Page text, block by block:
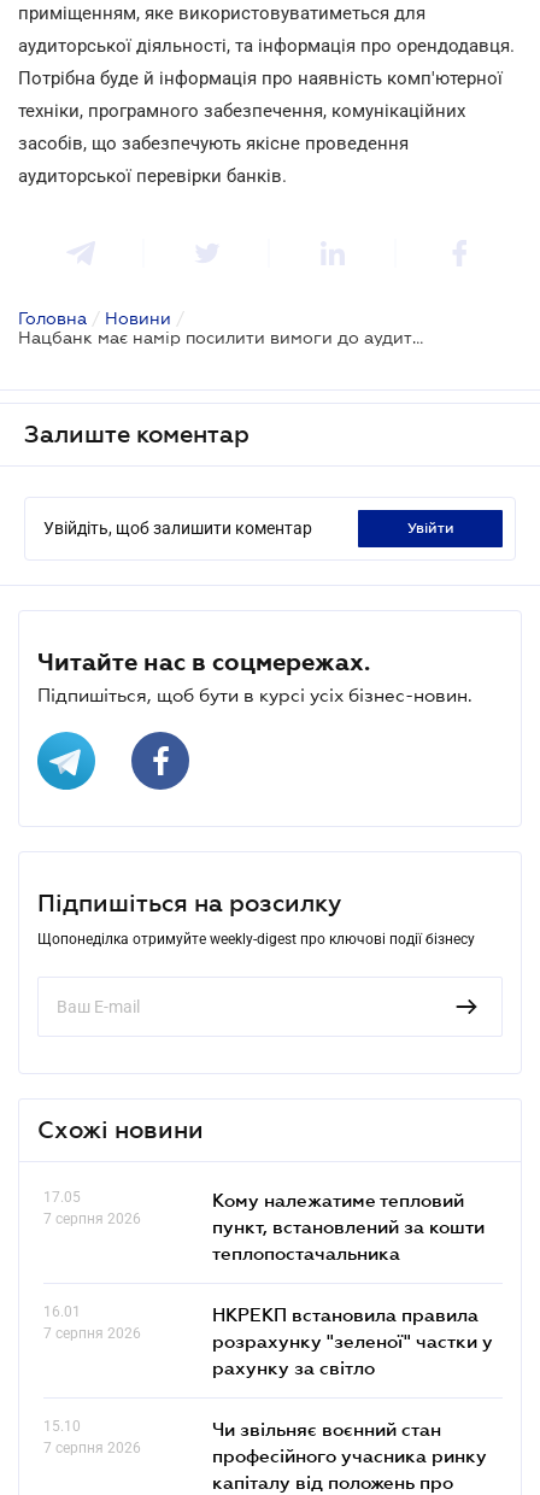
приміщенням, яке використовуватиметься для
аудиторської діяльності, та інформація про орендодавця.
Потрібна буде й інформація про наявність комп'ютерної
техніки, програмного забезпечення, комунікаційних
засобів, що забезпечують якісне проведення
аудиторської перевірки банків.
Головна / Новини /
Нацбанк має намір посилити вимоги до аудиторів банків
Залиште коментар
Увійдіть, щоб залишити коментар увійти
Читайте нас в соцмережах.
Підпишіться, щоб бути в курсі усіх бізнес-новин.
Підпишіться на розсилку
Щопонеділка отримуйте weekly-digest про ключові події бізнесу
Схожі новини
17.05
7 серпня 2026
Кому належатиме тепловий
пункт, встановлений за кошти
теплопостачальника
16.01
7 серпня 2026
НКРЕКП встановила правила
розрахунку "зеленої" частки у
рахунку за світло
15.10
7 серпня 2026
Чи звільняє воєнний стан
професійного учасника ринку
капіталу від положень про